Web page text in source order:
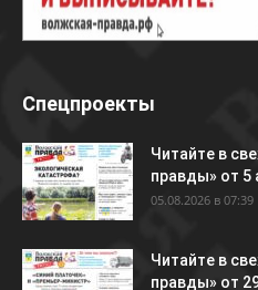
Спецпроекты
Читайте в
правды» от 5
05.08.2026 в 07:39
Читайте в
правды» от